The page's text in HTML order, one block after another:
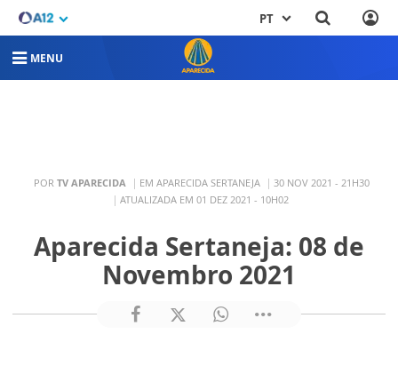
PT
MENU
POR TV APARECIDA EM APARECIDA SERTANEJA
30 NOV 2021 - 21H30
ATUALIZADA EM 01 DEZ 2021 - 10H02
Aparecida Sertaneja: 08 de
Novembro 2021